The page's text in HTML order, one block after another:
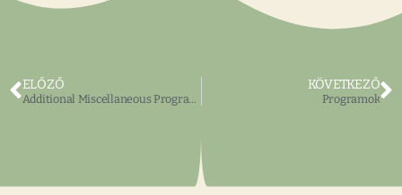
ELŐZŐ
Additional Miscellaneous Programs
KÖVETKEZŐ
Programok